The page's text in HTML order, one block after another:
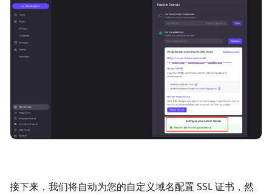
接下来，我们将自动为您的自定义域名配置 SSL 证书，然